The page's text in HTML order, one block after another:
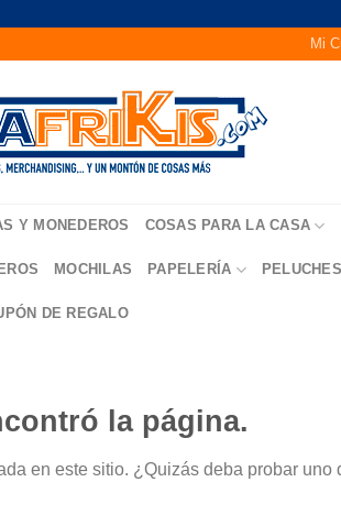
Mi
Y MONEDEROS COSAS PARA LA CASA
MOCHILAS PAPELERÍA PELUCHES
DE REGALO
la página.
en este sitio. ¿Quizás deba probar uno